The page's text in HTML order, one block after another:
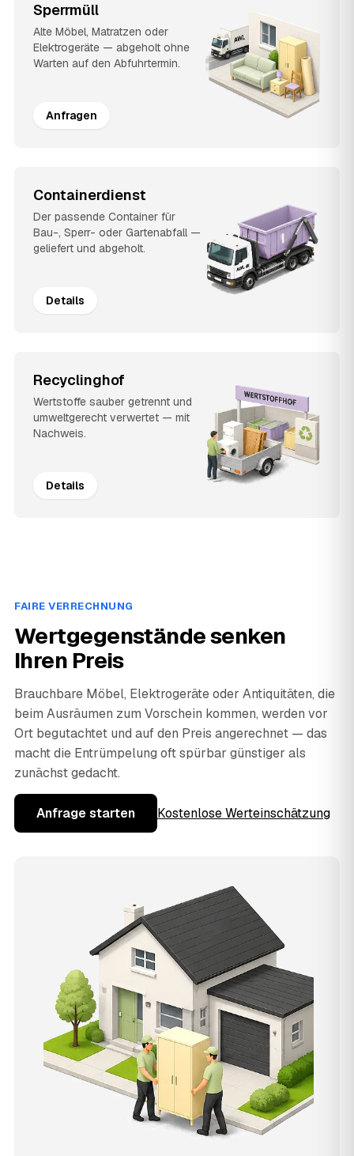
Sperrmüll
Alte Möbel, Matratzen oder
Elektrogeräte — abgeholt ohne
Warten auf den Abfuhrtermin.
Anfragen
Containerdienst
Der passende Container für
Bau-, Sperr- oder Gartenabfall —
geliefert und abgeholt.
Details
Recyclinghof
Wertstoffe sauber getrennt und
umweltgerecht verwertet — mit
Nachweis.
Details
FAIRE VERRECHNUNG
Wertgegenstände senken
Ihren Preis
Brauchbare Möbel, Elektrogeräte oder Antiquitäten, die
beim Ausräumen zum Vorschein kommen, werden vor
Ort begutachtet und auf den Preis angerechnet — das
macht die Entrümpelung oft spürbar günstiger als
zunächst gedacht.
Anfrage starten Kostenlose Werteinschätzung